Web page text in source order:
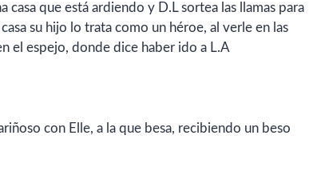
que está ardiendo y D.L sortea las llamas para
su hijo lo trata como un héroe, al verle en las
el espejo, donde dice haber ido a L.A
con Elle, a la que besa, recibiendo un beso